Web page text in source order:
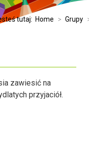
tutaj: Home > Grupy
zawiesić na
przyjaciół.